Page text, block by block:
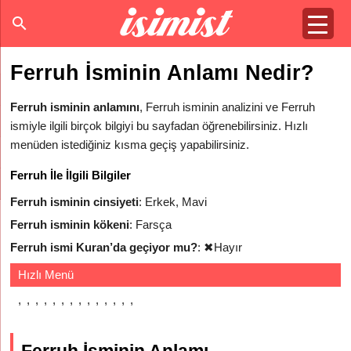
Ferruh İsminin Anlamı Nedir?
Ferruh isminin anlamını, Ferruh isminin analizini ve Ferruh
ismiyle ilgili birçok bilgiyi bu sayfadan öğrenebilirsiniz. Hızlı
menüden istediğiniz kısma geçiş yapabilirsiniz.
Ferruh İle İlgili Bilgiler
Ferruh isminin cinsiyeti: Erkek, Mavi
Ferruh isminin kökeni: Farsça
Ferruh ismi Kuran’da geçiyor mu?: ✖Hayır
Hızlı Menü